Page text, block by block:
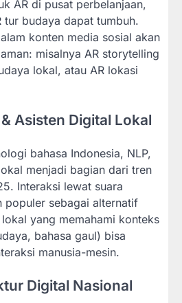
AR di pusat perbelanjaan,
tur budaya dapat tumbuh.
konten media sosial akan
misalnya AR storytelling
lokal, atau AR lokasi
Asisten Digital Lokal
bahasa Indonesia, NLP,
menjadi bagian dari tren
Interaksi lewat suara
populer sebagai alternatif
yang memahami konteks
bahasa gaul) bisa
manusia-mesin.
Digital Nasional